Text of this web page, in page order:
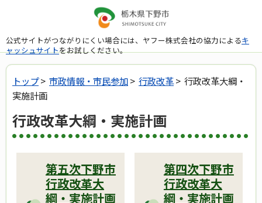
公式サイトがつながりにくい場合には、ヤフー株式会社の協力によるキ
ャッシュサイトをお試しください。
トップ> 市政情報・市民参加> 行政改革> 行政改革大綱・
実施計画
行政改革大綱・実施計画
第五次下野市
行政改革大
綱・実施計画
第四次下野市
行政改革大
綱・実施計画